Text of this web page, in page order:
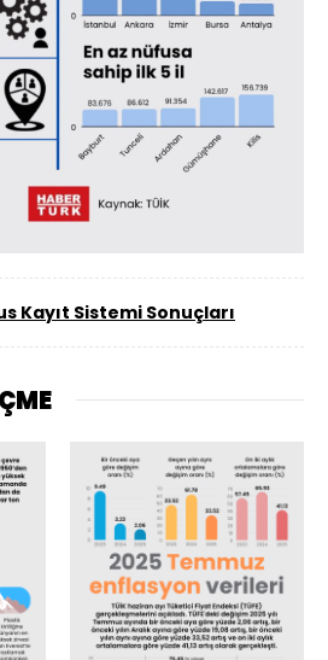
Kayıt Sistemi Sonuçları